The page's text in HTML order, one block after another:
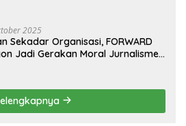
2025
Sekadar Organisasi, FORWARD
Jadi Gerakan Moral Jurnalisme